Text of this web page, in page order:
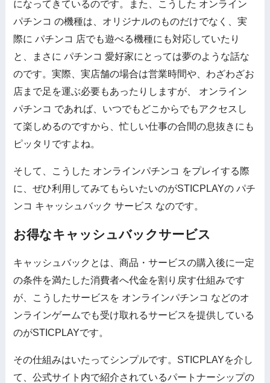
になってきているのです。また、こうした オンライン
パチンコ の機種は、オリジナルのものだけでなく、実
際に パチンコ 店でも遊べる機種にも対応していたり
と、まさに パチンコ 愛好家にとっては夢のような話な
のです。実際、実店舗の場合は営業時間や、わざわざお
店まで足を運ぶ必要もあったりしますが、 オンライン
パチンコ であれば、いつでもどこからでもアクセスし
て楽しめるのですから、忙しい仕事の合間の息抜きにも
ピッタリですよね。
そして、こうした オンラインパチンコ をプレイする際
に、ぜひ利用してみてもらいたいのがSTICPLAYの パチ
ンコ キャッシュバック サービス なのです。
お得なキャッシュバックサービス
キャッシュバックとは、商品・サービスの購入後に一定
の条件を満たした消費者へ代金を割り戻す仕組みです
が、こうしたサービスを オンラインパチンコ などのオ
ンラインゲームでも受け取れるサービスを提供している
のがSTICPLAYです。
その仕組みはいたってシンプルです。STICPLAYを介し
て、公式サイト内で紹介されているパートナーシップの